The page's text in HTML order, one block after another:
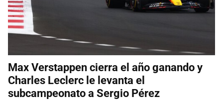
Max Verstappen cierra el año ganando y
Charles Leclerc le levanta el
subcampeonato a Sergio Pérez